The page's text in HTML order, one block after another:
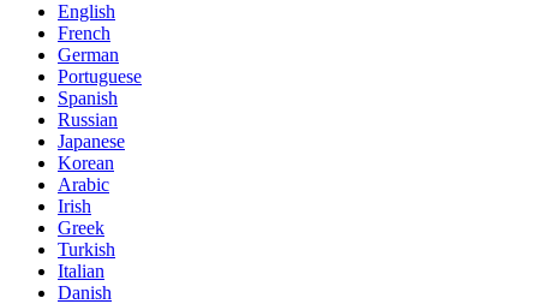
English
French
German
Portuguese
Spanish
Russian
Japanese
Korean
Arabic
Irish
Greek
Turkish
Italian
Danish